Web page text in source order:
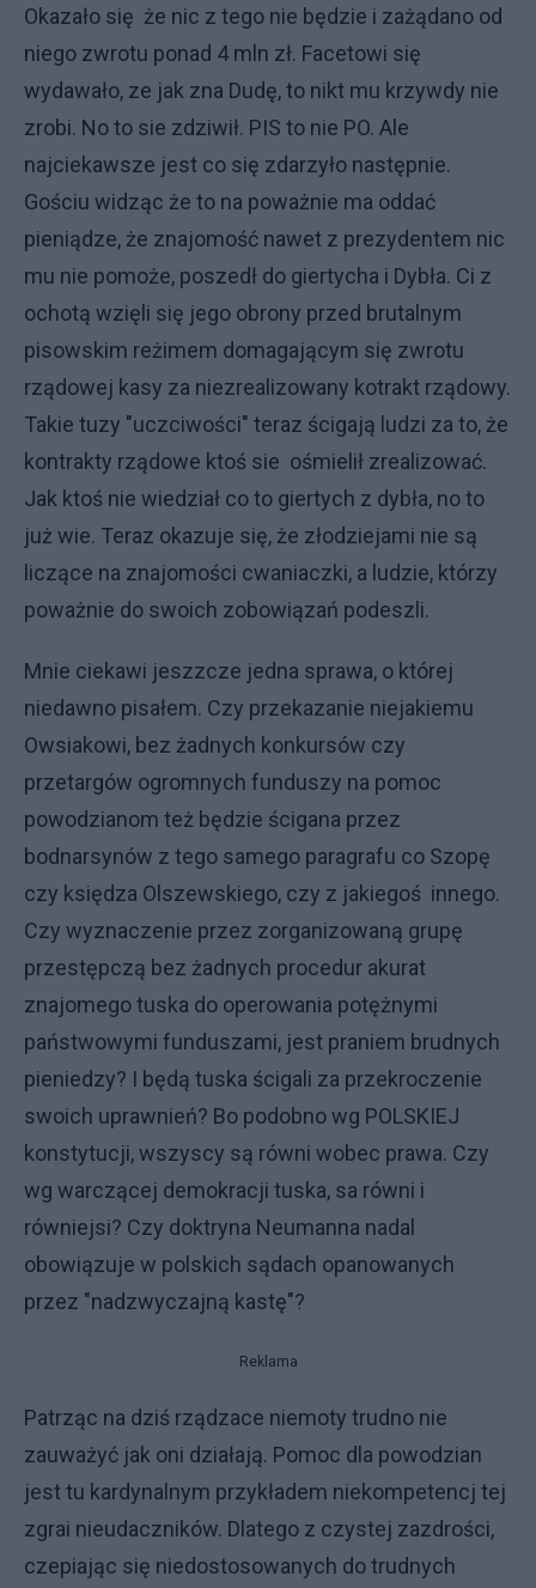
Okazało się że nic z tego nie będzie i zażądano od
niego zwrotu ponad 4 mln zł. Facetowi się
wydawało, ze jak zna Dudę, to nikt mu krzywdy nie
zrobi. No to sie zdziwił. PIS to nie PO. Ale
najciekawsze jest co się zdarzyło następnie.
Gościu widząc że to na poważnie ma oddać
pieniądze, że znajomość nawet z prezydentem nic
mu nie pomoże, poszedł do giertycha i Dybła. Ci z
ochotą wzięli się jego obrony przed brutalnym
pisowskim reżimem domagającym się zwrotu
rządowej kasy za niezrealizowany kotrakt rządowy.
Takie tuzy "uczciwości" teraz ścigają ludzi za to, że
kontrakty rządowe ktoś sie ośmielił zrealizować.
Jak ktoś nie wiedział co to giertych z dybła, no to
już wie. Teraz okazuje się, że złodziejami nie są
liczące na znajomości cwaniaczki, a ludzie, którzy
poważnie do swoich zobowiązań podeszli.
Mnie ciekawi jeszzcze jedna sprawa, o której
niedawno pisałem. Czy przekazanie niejakiemu
Owsiakowi, bez żadnych konkursów czy
przetargów ogromnych funduszy na pomoc
powodzianom też będzie ścigana przez
bodnarsynów z tego samego paragrafu co Szopę
czy księdza Olszewskiego, czy z jakiegoś innego.
Czy wyznaczenie przez zorganizowaną grupę
przestępczą bez żadnych procedur akurat
znajomego tuska do operowania potężnymi
państwowymi funduszami, jest praniem brudnych
pieniedzy? I będą tuska ścigali za przekroczenie
swoich uprawnień? Bo podobno wg POLSKIEJ
konstytucji, wszyscy są równi wobec prawa. Czy
wg warczącej demokracji tuska, sa równi i
równiejsi? Czy doktryna Neumanna nadal
obowiązuje w polskich sądach opanowanych
przez "nadzwyczajną kastę"?
Reklama
Patrząc na dziś rządzace niemoty trudno nie
zauważyć jak oni działają. Pomoc dla powodzian
jest tu kardynalnym przykładem niekompetencj tej
zgrai nieudaczników. Dlatego z czystej zazdrości,
czepiając się niedostosowanych do trudnych